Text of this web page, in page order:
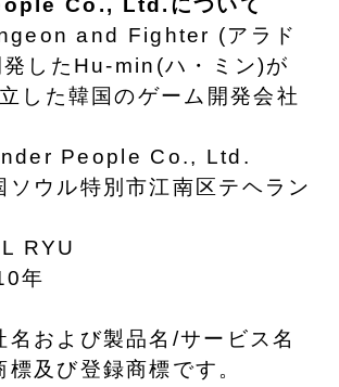
Co., Ltd.について
and Fighter (アラド
したHu-min(ハ・ミン)が
した韓国のゲーム開発会社
People Co., Ltd.
ソウル特別市江南区テヘラン
RYU
年
および製品名/サービス名
標及び登録商標です。